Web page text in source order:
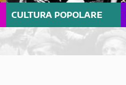
CULTURA POPOLARE